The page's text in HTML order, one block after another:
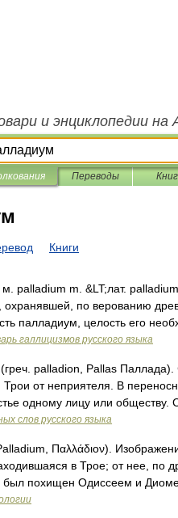
и энциклопедии на
Переводы
Книги
palladium m. &LT;лат.
по верованию
палладиум, целость его
галлицизмов русского языка
palladion, Pallas Паллада).
Трои от неприятеля. В
одному лицу или обществу.
слов русского языка
Παλλάδιον).
в Трое; от нее, по
был похищен Одиссеем и